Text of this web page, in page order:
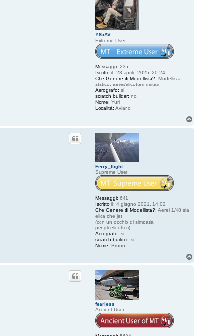
Y85AV
Extreme User
Messaggi: 235
Iscritto il: 23 aprile 2025, 20:24
Che Genere di Modellista?: Modellista
statico, aerei/elicotteri militari
Aerografo: si
scratch builder: no
Nome: Yuri
Località: Aviano
Ferry_flight
Supreme User
Messaggi: 641
Iscritto il: 4 giugno 2021, 14:02
Che Genere di Modellista?: Aerei 1/48 sia
elica che jet
(con un occhio di simpatia
per gli elicotteri)
Aerografo: si
scratch builder: si
Nome: Bruno
fearless
Ancient User